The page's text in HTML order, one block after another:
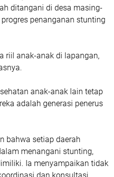
ditangani di desa masing-
penanganan stunting
riil anak-anak di lapangan,
anak-anak lain tetap
adalah generasi penerus
bahwa setiap daerah
menangani stunting,
Ia menyampaikan tidak